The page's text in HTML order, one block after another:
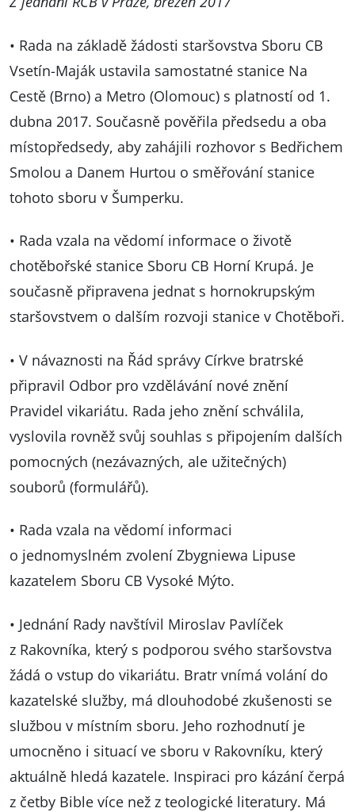
• Rada na základě žádosti staršovstva Sboru CB
Vsetín-Maják ustavila samostatné stanice Na
Cestě (Brno) a Metro (Olomouc) s platností od 1.
dubna 2017. Současně pověřila předsedu a oba
místopředsedy, aby zahájili rozhovor s Bedřichem
Smolou a Danem Hurtou o směřování stanice
tohoto sboru v Šumperku.
• Rada vzala na vědomí informace o životě
chotěbořské stanice Sboru CB Horní Krupá. Je
současně připravena jednat s hornokrupským
staršovstvem o dalším rozvoji stanice v Chotěboři.
• V návaznosti na Řád správy Církve bratrské
připravil Odbor pro vzdělávání nové znění
Pravidel vikariátu. Rada jeho znění schválila,
vyslovila rovněž svůj souhlas s připojením dalších
pomocných (nezávazných, ale užitečných)
souborů (formulářů).
• Rada vzala na vědomí informaci
o jednomyslném zvolení Zbygniewa Lipuse
kazatelem Sboru CB Vysoké Mýto.
• Jednání Rady navštívil Miroslav Pavlíček
z Rakovníka, který s podporou svého staršovstva
žádá o vstup do vikariátu. Bratr vnímá volání do
kazatelské služby, má dlouhodobé zkušenosti se
službou v místním sboru. Jeho rozhodnutí je
umocněno i situací ve sboru v Rakovníku, který
aktuálně hledá kazatele. Inspiraci pro kázání čerpá
z četby Bible více než z teologické literatury. Má